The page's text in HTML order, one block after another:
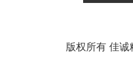
版权所有 佳